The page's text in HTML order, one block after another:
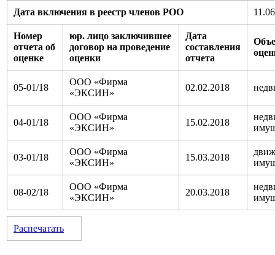
Дата включения в реестр членов РОО
Номер
отчета об
оценке
юр. лицо заключившее
договор на проведение
оценки
Дата
составления
отчета
05-01/18
ООО «Фирма
«ЭКСИН»
02.02.2018
04-01/18
ООО «Фирма
«ЭКСИН»
15.02.2018
03-01/18
ООО «Фирма
«ЭКСИН»
15.03.2018
08-02/18
ООО «Фирма
«ЭКСИН»
20.03.2018
Распечатать